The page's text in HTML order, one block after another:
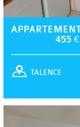
455 €
TALENCE